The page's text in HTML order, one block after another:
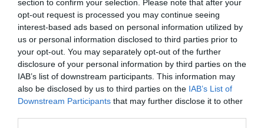
section to confirm your selection. Please note that after your
opt-out request is processed you may continue seeing
interest-based ads based on personal information utilized by
us or personal information disclosed to third parties prior to
your opt-out. You may separately opt-out of the further
disclosure of your personal information by third parties on the
IAB’s list of downstream participants. This information may
also be disclosed by us to third parties on the IAB’s List of
Downstream Participants that may further disclose it to other
TÖBB MINT EGY HÓNAP IS LEHET, MIRE
TELJESEN ÚJRAINDUL A P...
2026. augusztus 07|Mindenki ügye
TANULJ NÉMETÜL OTTHONRÓL: A
DIGITÁLIS TANULÁS ELŐNYEI
2026. augusztus 07| Promóció